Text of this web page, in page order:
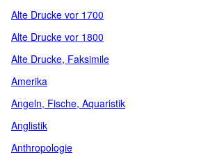
Alte Drucke vor 1700
Alte Drucke vor 1800
Alte Drucke, Faksimile
Amerika
Angeln, Fische, Aquaristik
Anglistik
Anthropologie